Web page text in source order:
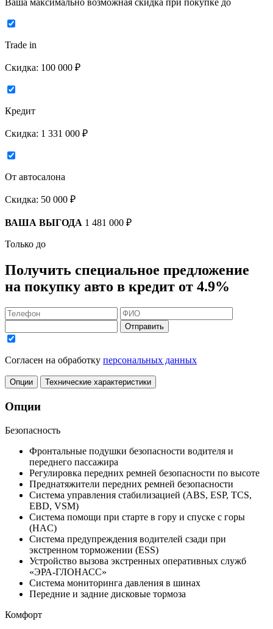
Ваша максимально возможная скидка при покупке до
Trade in
Скидка: 100 000 ₽
Кредит
Скидка: 1 331 000 ₽
От автосалона
Скидка: 50 000 ₽
ВАША ВЫГОДА 1 481 000 ₽
Только до
Получить специальное предложение
на покупку авто в кредит от 4.9%
Отправить
Согласен на обработку персональных данных
Опции Технические характеристики
Опции
Безопасность
Фронтальные подушки безопасности водителя и
переднего пассажира
Регулировка передних ремней безопасности по высоте
Преднатяжители передних ремней безопасности
Система управления стабилизацией (ABS, ESP, TCS,
EBD, VSM)
Система помощи при старте в гору и спуске с горы
(HAC)
Система предупреждения водителей сзади при
экстренном торможении (ESS)
Устройство вызова экстренных оперативных служб
«ЭРА-ГЛОНАСС»
Система мониторинга давления в шинах
Передние и задние дисковые тормоза
Комфорт